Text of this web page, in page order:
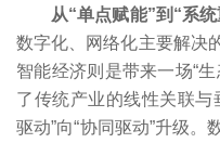
从“单点赋能”到“系
数字化、网络化主要解决
智能经济则是带来一场“
了传统产业的线性关联与
驱动”向“协同驱动”升级。